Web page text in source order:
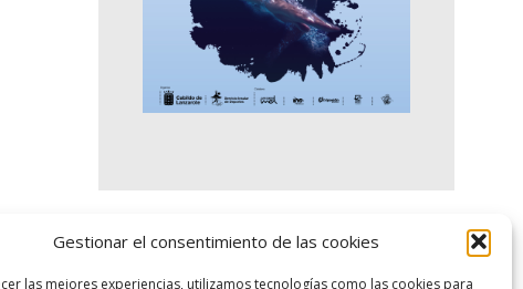
Gestionar el consentimiento de las cookies
las mejores experiencias, utilizamos tecnologías como las cookies para
logo SID